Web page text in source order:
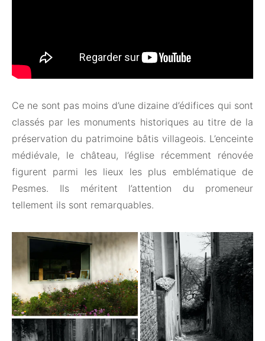
Ce ne sont pas moins d’une dizaine d’édifices qui sont
classés par les monuments historiques au titre de la
préservation du patrimoine bâtis villageois. L’enceinte
médiévale, le château, l’église récemment rénovée
figurent parmi les lieux les plus emblématique de
Pesmes. Ils méritent l’attention du promeneur
tellement ils sont remarquables.